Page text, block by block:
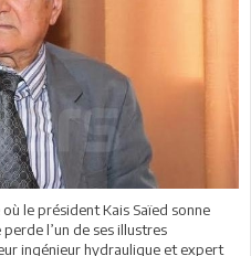
le président Kais Saïed sonne
l’un de ses illustres
ingénieur hydraulique et expert